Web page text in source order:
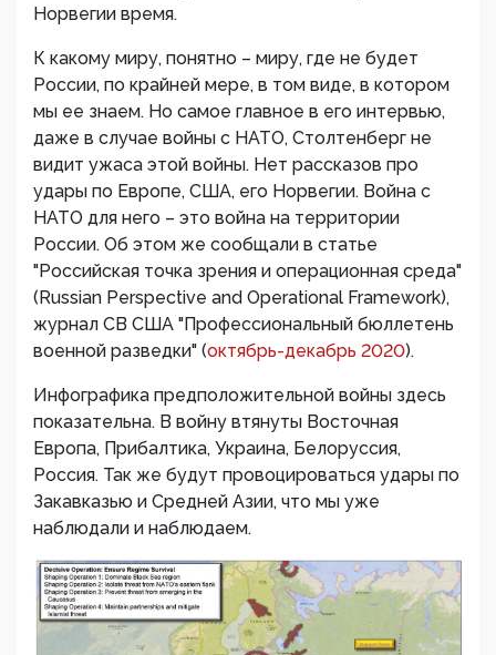
Норвегии время.
К какому миру, понятно – миру, где не будет
России, по крайней мере, в том виде, в котором
мы ее знаем. Но самое главное в его интервью,
даже в случае войны с НАТО, Столтенберг не
видит ужаса этой войны. Нет рассказов про
удары по Европе, США, его Норвегии. Война с
НАТО для него – это война на территории
России. Об этом же сообщали в статье
"Российская точка зрения и операционная среда"
(Russian Perspective and Operational Framework),
журнал СВ США "Профессиональный бюллетень
военной разведки" (октябрь-декабрь 2020).
Инфографика предположительной войны здесь
показательна. В войну втянуты Восточная
Европа, Прибалтика, Украина, Белоруссия,
Россия. Так же будут провоцироваться удары по
Закавказью и Средней Азии, что мы уже
наблюдали и наблюдаем.